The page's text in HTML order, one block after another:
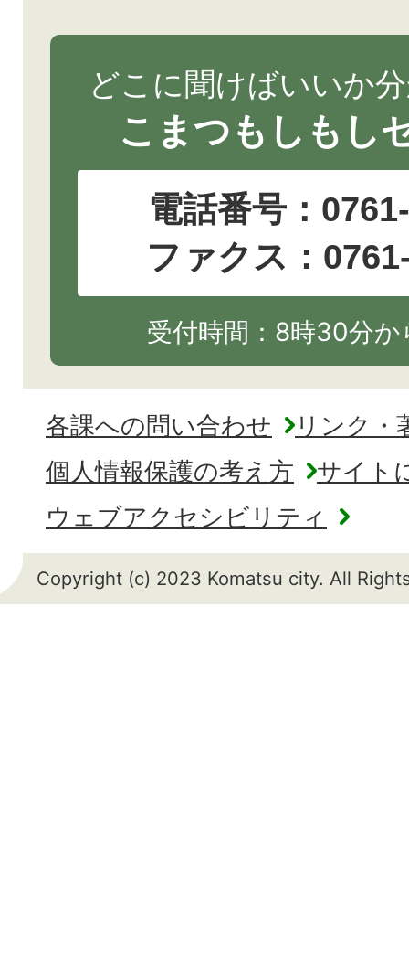
どこに聞けばいいか
こまつもしもし
電話番号：
ファクス：
受付時間：8時30分
各課への問い合わせ
リンク・
個人情報保護の考え方
サイト
ウェブアクセシビリティ
Copyright (c) 2023 Komatsu city. All